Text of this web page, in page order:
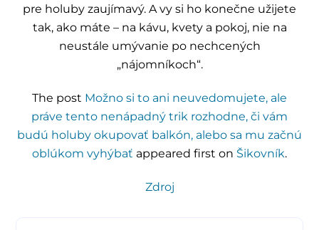
pre holuby zaujímavý. A vy si ho konečne užijete
tak, ako máte – na kávu, kvety a pokoj, nie na
neustále umývanie po nechcených
„nájomníkoch“.
The post Možno si to ani neuvedomujete, ale
práve tento nenápadný trik rozhodne, či vám
budú holuby okupovať balkón, alebo sa mu začnú
oblúkom vyhýbať appeared first on Šikovník.
Zdroj